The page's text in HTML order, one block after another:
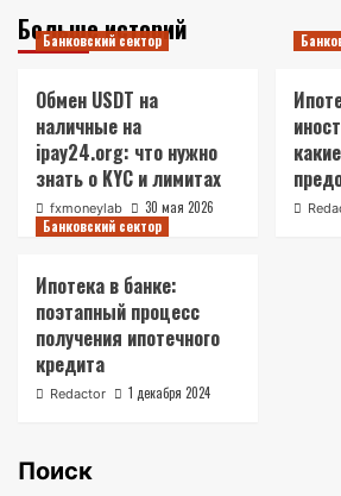
Больше историй
Банковский сектор
Обмен USDT на
наличные на
ipay24.org: что нужно
знать о KYC и лимитах
fxmoneylab 30 мая 2026
Банковский сектор
Ипотека в банке:
поэтапный процесс
получения ипотечного
кредита
Redactor 1 декабря 2024
Поиск